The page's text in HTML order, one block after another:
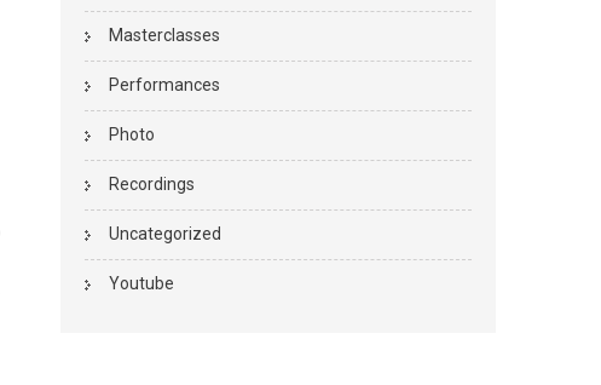
Masterclasses
Performances
Photo
Recordings
Uncategorized
Youtube